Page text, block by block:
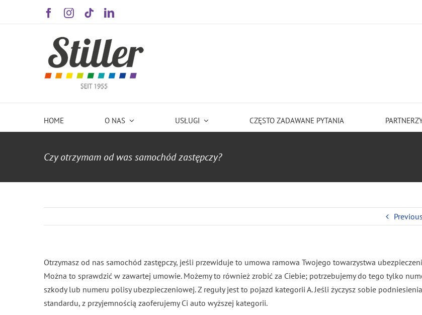
HOME O NAS USŁUGI CZĘSTO ZADAWANE PYTANIA
Czy otrzymam od was samochód zastępczy?
Previous
Otrzymasz od nas samochód zastępczy, jeśli przewiduje to umowa ramowa Twojego towarzystwa
Można to sprawdzić w zawartej umowie. Możemy to również zrobić za Ciebie; potrzebujemy do tego tylko
szkody lub numeru polisy ubezpieczeniowej. Z reguły jest to pojazd kategorii A. Jeśli życzysz sobie podniesienia
standardu, z przyjemnością zaoferujemy Ci auto wyższej kategorii.